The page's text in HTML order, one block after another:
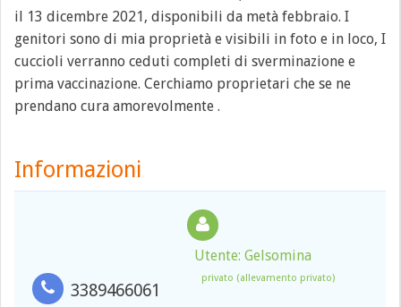
il 13 dicembre 2021, disponibili da metà febbraio. I
genitori sono di mia proprietà e visibili in foto e in loco, I
cuccioli verranno ceduti completi di sverminazione e
prima vaccinazione. Cerchiamo proprietari che se ne
prendano cura amorevolmente .
Informazioni
3389466061
Utente: Gelsomina
privato (allevamento privato)